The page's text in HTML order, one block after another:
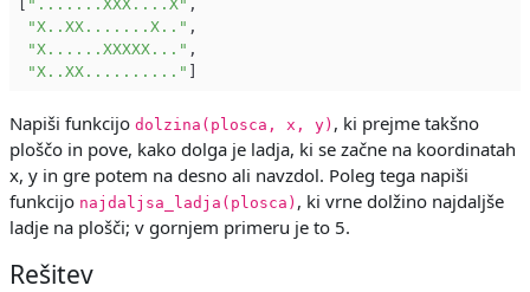
".......XXX....X" ,
"X..XX.......X.." ,
"X......XXXXX..." ,
"X..XX.........."
Napiši funkcijo dolzina(plosca, x, y) , ki prejme takšno
ploščo in pove, kako dolga je ladja, ki se začne na koordinatah
x, y in gre potem na desno ali navzdol. Poleg tega napiši
funkcijo najdaljsa_ladja(plosca) , ki vrne dolžino najdaljše
ladje na plošči; v gornjem primeru je to 5.
Rešitev